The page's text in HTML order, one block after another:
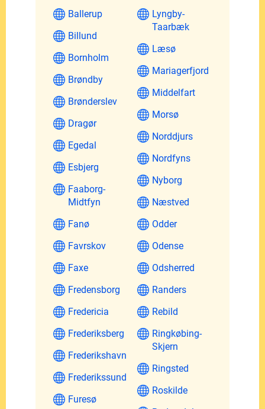
Ballerup
Billund
Bornholm
Brøndby
Brønderslev
Dragør
Egedal
Esbjerg
Faaborg-
Midtfyn
Fanø
Favrskov
Faxe
Fredensborg
Fredericia
Frederiksberg
Frederikshavn
Frederikssund
Furesø
Lyngby-
Taarbæk
Læsø
Mariagerfjord
Middelfart
Morsø
Norddjurs
Nordfyns
Nyborg
Næstved
Odder
Odense
Odsherred
Randers
Rebild
Ringkøbing-
Skjern
Ringsted
Roskilde